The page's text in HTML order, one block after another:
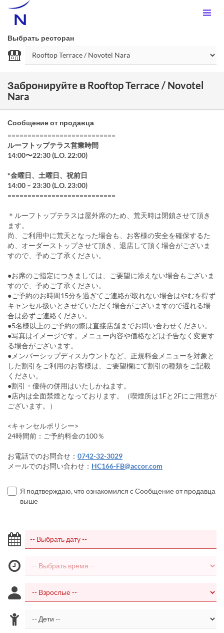
Выбрать ресторан
Забронируйте в Rooftop Terrace / Novotel
Nara
Сообщение от продавца
===========================
ルーフトップテラス営業時間
14:00〜22:30 (L.O. 22:00)
*金曜日、土曜日、祝前日
14:00 – 23:30 (L.O. 23:00)
===========================
＊ルーフトップテラスは屋外席のため、荒天時は閉鎖させて頂き
ます。
尚、ご利用中に荒天となった場合も、お客様の安全を確保するた
め、オーダーストップさせて頂き、退店して頂く場合がございま
すので、予めご了承ください。
●お席のご指定につきましては、ご要望に添えない場合もございま
すので、予めご了承ください。
●ご予約のお時間15分を過ぎてご連絡が取れない場合はやむを得ず
キャンセル扱いとさせていただく場合がございますので遅れる場
合は必ずご連絡ください。
●5名様以上のご予約の際は直接店舗までお問い合わせください。
●写真はイメージです。メニュー内容や価格などは予告なく変更す
る場合がございます。
●メンバーシップディスカウントなど、正規料金メニューを対象と
した割引をご利用のお客様は、ご要望欄にて割引の種類をご記載
ください。
●割引・優待の併用はいたしかねます。
●店内は全面禁煙となっております。（喫煙所は1Fと2Fにご用意が
ございます。）
<キャンセルポリシー>
24時間前：ご予約料金の100％
お電話でのお問合せ： 0742-32-3029
メールでのお問い合わせ： HC166-FB@accor.com
Я подтверждаю, что ознакомился с Сообщение от продавца
выше